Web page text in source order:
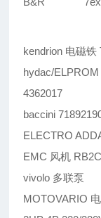
kendrion 电磁铁
hydac/
4362017
baccini
ELECTRO
EMC 风机
vivolo 多联泵
MOTOVARIO